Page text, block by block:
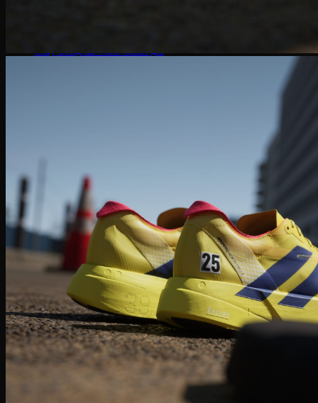
Giày bóng đá Nike
Giày Training
Giày Tranining Nike
Giày Tranining Adidas
Giày Leo Núi
Giày leo núi adidas
Giày leo núi Nike
Giày Puma
Puma Palermo
Puma Suede
Puma Speedcat